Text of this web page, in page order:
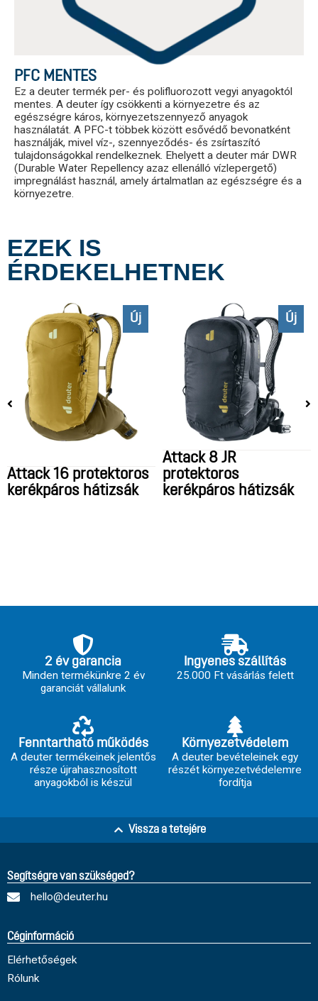
PFC MENTES
Ez a deuter termék per- és polifluorozott vegyi anyagoktól
mentes. A deuter így csökkenti a környezetre és az
egészségre káros, környezetszennyező anyagok
használatát. A PFC-t többek között esővédő bevonatként
használják, mivel víz-, szennyeződés- és zsírtaszító
tulajdonságokkal rendelkeznek. Ehelyett a deuter már DWR
(Durable Water Repellency azaz ellenálló vízlepergető)
impregnálást használ, amely ártalmatlan az egészségre és a
környezetre.
EZEK IS
ÉRDEKELHETNEK
Új
Attack 16 protektoros
kerékpáros hátizsák
Új
Attack 8 JR
protektoros
kerékpáros hátizsák
2 év garancia
Minden termékünkre 2 év
garanciát vállalunk
Ingyenes szállítás
25.000 Ft vásárlás felett
Fenntartható működés
A deuter termékeinek jelentős
része újrahasznosított
anyagokból is készül
Környezetvédelem
A deuter bevételeinek egy
részét környezetvédelemre
fordítja
Vissza a tetejére
Segítségre van szükséged?
hello@deuter.hu
Céginformáció
Elérhetőségek
Rólunk